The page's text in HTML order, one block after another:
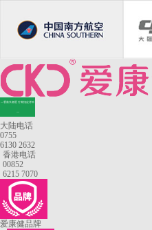
—香港长者医疗券指定牙科
—
大陆电话
0755
6130 2632
香港电话
00852
6215 7070
爱康健品牌